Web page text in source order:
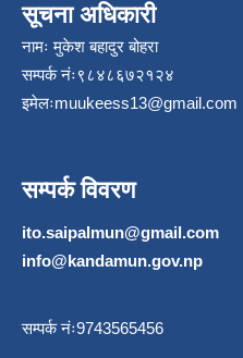
सूचना अधिकारी
नामः मुकेश बहादुर बोहरा
सम्पर्क नंः९८४८६७२१२४
इमेलःmuukeess13@gmail.com
सम्पर्क विवरण
ito.saipalmun@gmail.com
info@kandamun.gov.np
सम्पर्क नंः9743565456